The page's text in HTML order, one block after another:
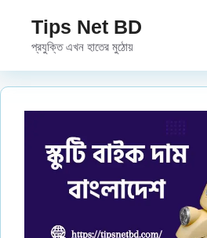
content
Tips Net BD
প্রযুক্তি এখন হাতের মুঠোয়